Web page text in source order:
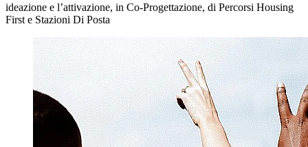
ideazione e l’attivazione, in Co-Progettazione, di Percorsi Housing
First e Stazioni Di Posta